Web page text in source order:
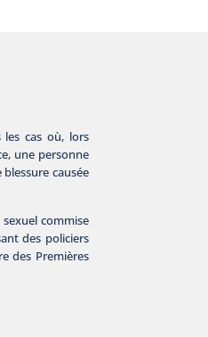
les cas où, lors
une personne
causée
commise
des policiers
des Premières